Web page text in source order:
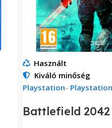
Használt
Kiváló minőség
Playstation-
Battlefield